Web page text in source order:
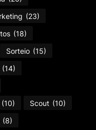
(23)
(18)
Sorteio (15)
(14)
(10) Scout (10)
(8)